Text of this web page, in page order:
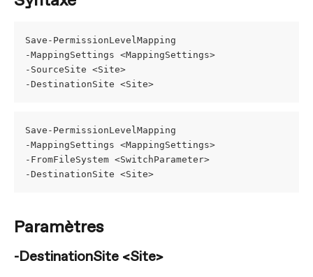
Save-PermissionLevelMapping
-MappingSettings <MappingSettings>
-SourceSite <Site>
-DestinationSite <Site>
Save-PermissionLevelMapping
-MappingSettings <MappingSettings>
-FromFileSystem <SwitchParameter>
-DestinationSite <Site>
Paramètres
-DestinationSite <Site>